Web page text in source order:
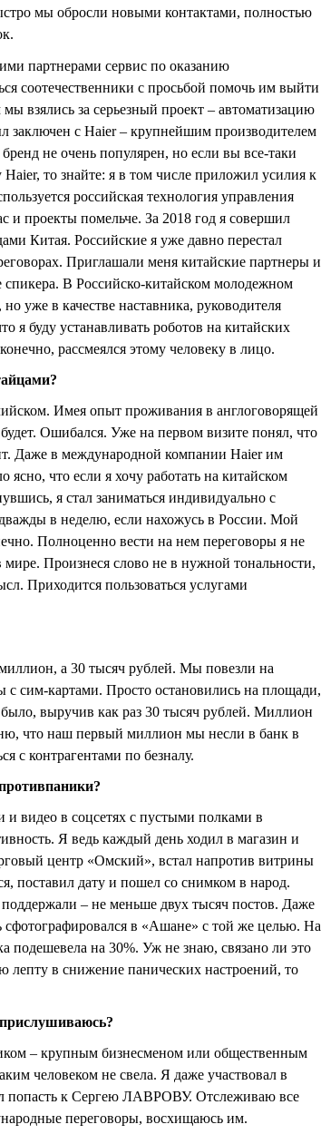
мы обросли новыми контактами, полностью
партнерами сервис по оказанию
соотечественники с просьбой помочь им выйти
взялись за серьезный проект – автоматизацию
заключен с Haier – крупнейшим производителем
не очень популярен, но если вы все-таки
то знайте: я в том числе приложил усилия к
российская технология управления
и проекты помельче. За 2018 год я совершил
Китая. Российские я уже давно перестал
Приглашали меня китайские партнеры и
В Российско-китайском молодежном
уже в качестве наставника, руководителя
я буду устанавливать роботов на китайских
рассмеялся этому человеку в лицо.
Имея опыт проживания в англоговорящей
Ошибался. Уже на первом визите понял, что
Даже в международной компании Haier им
ясно, что если я хочу работать на китайском
я стал заниматься индивидуально с
в неделю, если нахожусь в России. Мой
Полноценно вести на нем переговоры я не
Произнеся слово не в нужной тональности,
Приходится пользоваться услугами
а 30 тысяч рублей. Мы повезли на
сим-картами. Просто остановились на площади,
выручив как раз 30 тысяч рублей. Миллион
что наш первый миллион мы несли в банк в
с контрагентами по безналу.
видео в соцсетях с пустыми полками в
Я ведь каждый день ходил в магазин и
центр «Омский», встал напротив витрины
поставил дату и пошел со снимком в народ.
– не меньше двух тысяч постов. Даже
сфотографировался в «Ашане» с той же целью. На
подешевела на 30%. Уж не знаю, связано ли это
лепту в снижение панических настроений, то
– крупным бизнесменом или общественным
человеком не свела. Я даже участвовал в
попасть к Сергею ЛАВРОВУ. Отслеживаю все
переговоры, восхищаюсь им.